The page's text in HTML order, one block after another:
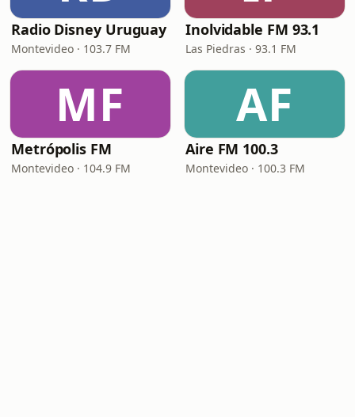
Radio Disney Uruguay
Montevideo · 103.7 FM
Inolvidable FM 93.1
Las Piedras · 93.1 FM
MF
Metrópolis FM
Montevideo · 104.9 FM
AF
Aire FM 100.3
Montevideo · 100.3 FM